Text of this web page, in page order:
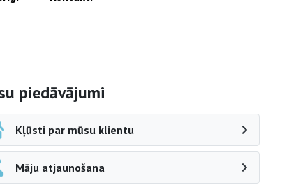
navigācija
piedāvājumi
Kļūsti par mūsu klientu
Māju atjaunošana